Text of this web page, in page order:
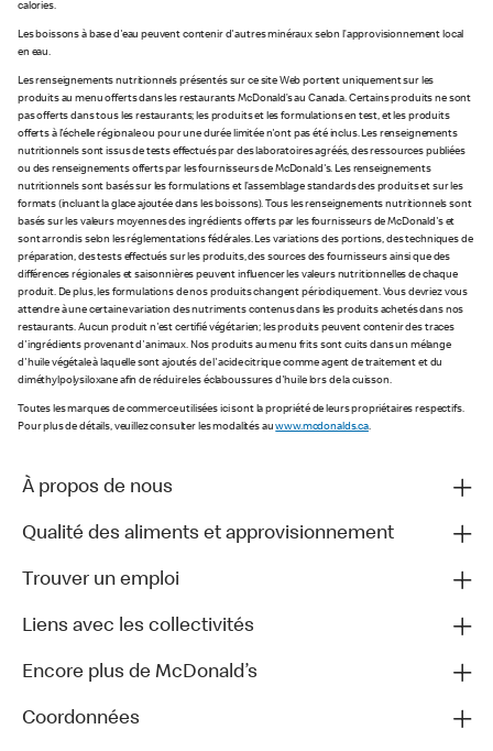
calories.
Les boissons à base d'eau peuvent contenir d'autres minéraux selon l’approvisionnement local
en eau.
Les renseignements nutritionnels présentés sur ce site Web portent uniquement sur les
produits au menu offerts dans les restaurants McDonald’s au Canada. Certains produits ne sont
pas offerts dans tous les restaurants; les produits et les formulations en test, et les produits
offerts à l'échelle régionale ou pour une durée limitée n'ont pas été inclus. Les renseignements
nutritionnels sont issus de tests effectués par des laboratoires agréés, des ressources publiées
ou des renseignements offerts par les fournisseurs de McDonald's. Les renseignements
nutritionnels sont basés sur les formulations et l’assemblage standards des produits et sur les
formats (incluant la glace ajoutée dans les boissons). Tous les renseignements nutritionnels sont
basés sur les valeurs moyennes des ingrédients offerts par les fournisseurs de McDonald's et
sont arrondis selon les réglementations fédérales. Les variations des portions, des techniques de
préparation, des tests effectués sur les produits, des sources des fournisseurs ainsi que des
différences régionales et saisonnières peuvent influencer les valeurs nutritionnelles de chaque
produit. De plus, les formulations de nos produits changent périodiquement. Vous devriez vous
attendre à une certaine variation des nutriments contenus dans les produits achetés dans nos
restaurants. Aucun produit n'est certifié végétarien; les produits peuvent contenir des traces
d'ingrédients provenant d'animaux. Nos produits au menu frits sont cuits dans un mélange
d'huile végétale à laquelle sont ajoutés de l'acide citrique comme agent de traitement et du
diméthylpolysiloxane afin de réduire les éclaboussures d'huile lors de la cuisson.
Toutes les marques de commerce utilisées ici sont la propriété de leurs propriétaires respectifs.
Pour plus de détails, veuillez consulter les modalités auwww.mcdonalds.ca.
À propos de nous
Qualité des aliments et approvisionnement
Trouver un emploi
Liens avec les collectivités
Encore plus de McDonald’s
Coordonnées